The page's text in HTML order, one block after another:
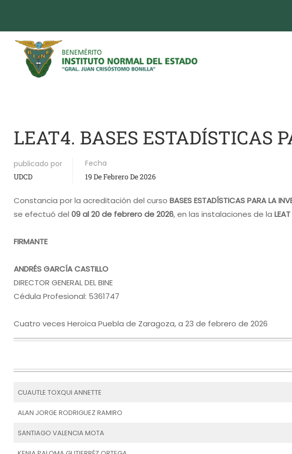
LEAT4. BASES ESTADÍSTICAS
publicado por
UDCD
Fecha
19 De Febrero De 2026
Constancia por la acreditación del curso BASES ESTADÍSTICAS PARA LA
se efectuó del 09 al 20 de febrero de 2026, en las instalaciones de la LEAT
FIRMANTE
ANDRÉS GARCÍA CASTILLO
DIRECTOR GENERAL DEL BINE
Cédula Profesional: 5361747
Cuatro veces Heroica Puebla de Zaragoza, a 23 de febrero de 2026
CUAUTLE TOXQUI ANNETTE
ALAN JORGE RODRIGUEZ RAMIRO
SANTIAGO VALENCIA MOTA